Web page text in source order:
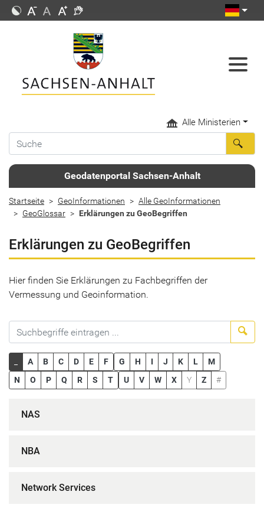
Alle Ministerien
Geodatenportal Sachsen-Anhalt
Startseite GeoInformationen
Alle GeoInformationen
GeoGlossar
Erklärungen zu GeoBegriffen
Erklärungen zu GeoBegriffen
Hier finden Sie Erklärungen zu Fachbegriffen der
Vermessung und Geoinformation.
A B C D E F G H I J K L
M
N
O P Q R S T U V W X Y Z #
NAS
NBA
Network Services